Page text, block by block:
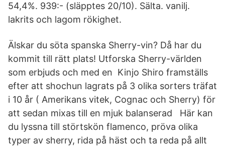
54,4%. 939:- (släpptes 20/10). Sälta. vanilj.
lakrits och lagom rökighet.
Älskar du söta spanska Sherry-vin? Då har du
kommit till rätt plats! Utforska Sherry-världen
som erbjuds och med en Kinjo Shiro framställs
efter att shochun lagrats på 3 olika sorters träfat
i 10 år ( Amerikans vitek, Cognac och Sherry) för
att sedan mixas till en mjuk balanserad Här kan
du lyssna till störtskön flamenco, pröva olika
typer av sherry, rida på häst och ta reda på allt